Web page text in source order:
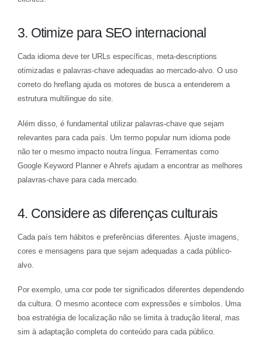
3. Otimize para SEO internacional
Cada idioma deve ter URLs específicas, meta-descriptions
otimizadas e palavras-chave adequadas ao mercado-alvo. O uso
correto do hreflang ajuda os motores de busca a entenderem a
estrutura multilingue do site.
Além disso, é fundamental utilizar palavras-chave que sejam
relevantes para cada país. Um termo popular num idioma pode
não ter o mesmo impacto noutra língua. Ferramentas como
Google Keyword Planner e Ahrefs ajudam a encontrar as melhores
palavras-chave para cada mercado.
4. Considere as diferenças culturais
Cada país tem hábitos e preferências diferentes. Ajuste imagens,
cores e mensagens para que sejam adequadas a cada público-
alvo.
Por exemplo, uma cor pode ter significados diferentes dependendo
da cultura. O mesmo acontece com expressões e símbolos. Uma
boa estratégia de localização não se limita à tradução literal, mas
sim à adaptação completa do conteúdo para cada público.